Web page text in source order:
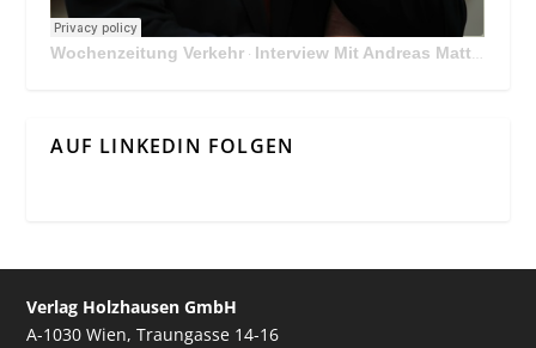
Wochenzeitung Verkehr · Interview Mit Andreas Matthä, CEO der ÖBB Holding
AUF LINKEDIN FOLGEN
Verlag Holzhausen GmbH
A-1030 Wien, Traungasse 14-16